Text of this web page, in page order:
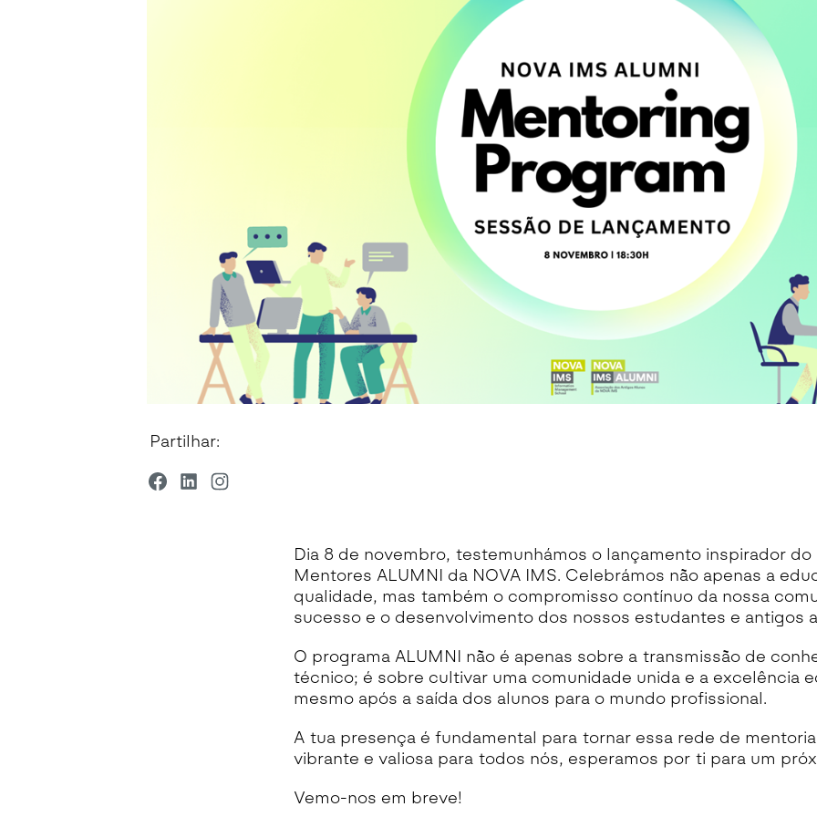
Partilhar:
Dia 8 de novembro, testemunhámos o lançamento inspirador
Mentores ALUMNI da NOVA IMS. Celebrámos não apenas a
qualidade, mas também o compromisso contínuo da nossa
sucesso e o desenvolvimento dos nossos estudantes e antigos
O programa ALUMNI não é apenas sobre a transmissão de
técnico; é sobre cultivar uma comunidade unida e a excelência
mesmo após a saída dos alunos para o mundo profissional.
A tua presença é fundamental para tornar essa rede de
vibrante e valiosa para todos nós, esperamos por ti para um
Vemo-nos em breve!